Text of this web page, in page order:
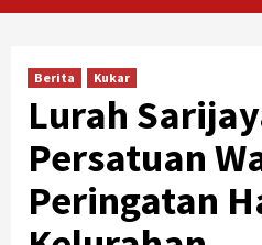
Berita Kukar
Lurah
Persatuan
Peringatan